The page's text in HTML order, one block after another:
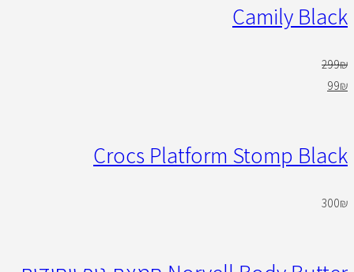
Camily Black
299₪
99₪
Crocs Platform Stomp Black
300₪